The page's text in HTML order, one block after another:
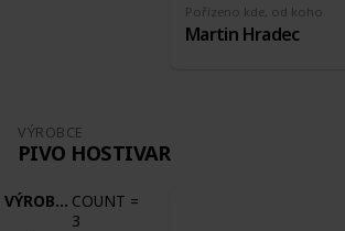
Pořízeno kde, od koho
Martin Hradec
VÝROBCE
PIVO HOSTIVAR
VÝROBCE COUNT =
3